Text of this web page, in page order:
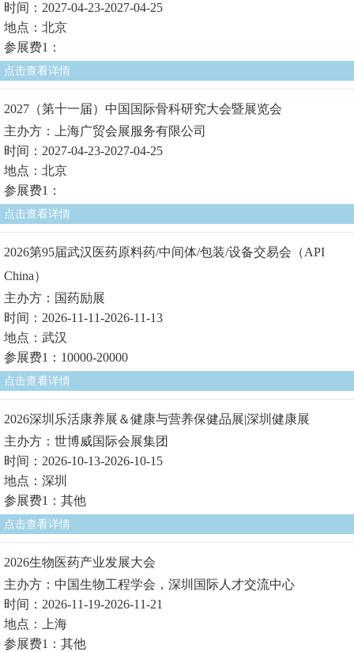
时间：2027-04-23-2027-04-25
地点：北京
参展费1：
点击查看详情
2027（第十一届）中国国际骨科研究大会暨展览会
主办方：上海广贸会展服务有限公司
时间：2027-04-23-2027-04-25
地点：北京
参展费1：
点击查看详情
2026第95届武汉医药原料药/中间体/包装/设备交易会（API
China）
主办方：国药励展
时间：2026-11-11-2026-11-13
地点：武汉
参展费1：10000-20000
点击查看详情
2026深圳乐活康养展＆健康与营养保健品展|深圳健康展
主办方：世博威国际会展集团
时间：2026-10-13-2026-10-15
地点：深圳
参展费1：其他
点击查看详情
2026生物医药产业发展大会
主办方：中国生物工程学会，深圳国际人才交流中心
时间：2026-11-19-2026-11-21
地点：上海
参展费1：其他